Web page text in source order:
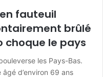
fauteuil
brûlé
choque le pays
les Pays-Bas.
d’environ 69 ans